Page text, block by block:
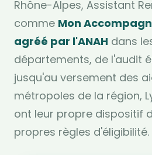
Rhône-Alpes, Assistant
comme Mon
agréé par l'ANAH dans
départements, de l'audit
jusqu'au versement des
métropoles de la région,
ont leur propre dispositif
propres règles d'éligibilité.